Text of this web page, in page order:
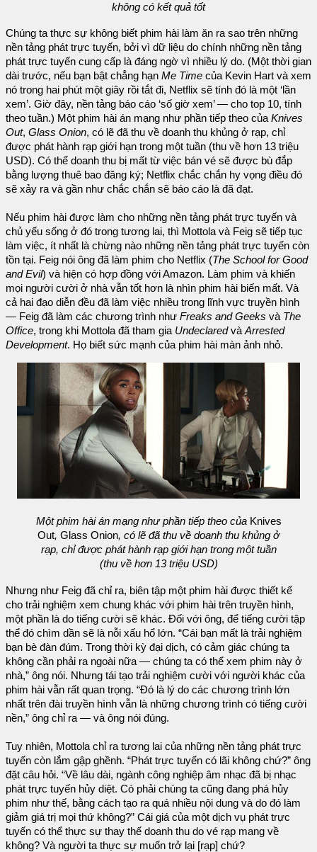
không có kết quả tốt
Chúng ta thực sự không biết phim hài làm ăn ra sao trên những
nền tảng phát trực tuyến, bởi vì dữ liệu do chính những nền tảng
phát trực tuyến cung cấp là đáng ngờ vì nhiều lý do. (Một thời gian
dài trước, nếu bạn bật chẳng hạn Me Time của Kevin Hart và xem
nó trong hai phút một giây rồi tắt đi, Netflix sẽ tính đó là một ‘lần
xem’. Giờ đây, nền tảng báo cáo ‘số giờ xem’ — cho top 10, tính
theo tuần.) Một phim hài án mạng như phần tiếp theo củaKnives
Out, Glass Onion, có lẽ đã thu về doanh thu khủng ở rạp, chỉ
được phát hành rạp giới hạn trong một tuần (thu về hơn 13 triệu
USD). Có thể doanh thu bị mất từ việc bán vé sẽ được bù đắp
bằng lượng thuê bao đăng ký; Netflix chắc chắn hy vọng điều đó
sẽ xảy ra và gần như chắc chắn sẽ báo cáo là đã đạt.
Nếu phim hài được làm cho những nền tảng phát trực tuyến và
chủ yếu sống ở đó trong tương lai, thì Mottola và Feig sẽ tiếp tục
làm việc, ít nhất là chừng nào những nền tảng phát trực tuyến còn
tồn tại. Feig nói ông đã làm phim cho Netflix (The School for Good
and Evil) và hiện có hợp đồng với Amazon. Làm phim và khiến
mọi người cười ở nhà vẫn tốt hơn là nhìn phim hài biến mất. Và
cả hai đạo diễn đều đã làm việc nhiều trong lĩnh vực truyền hình
— Feig đã làm các chương trình như Freaks and Geeks và The
Office, trong khi Mottola đã tham gia UndeclaredvàArrested
Development. Họ biết sức mạnh của phim hài màn ảnh nhỏ.
Một phim hài án mạng như phần tiếp theo của Knives
Out, Glass Onion, có lẽ đã thu về doanh thu khủng ở
rạp, chỉ được phát hành rạp giới hạn trong một tuần
(thu về hơn 13 triệu USD)
Nhưng như Feig đã chỉ ra, biên tập một phim hài được thiết kế
cho trải nghiệm xem chung khác với phim hài trên truyền hình,
một phần là do tiếng cười sẽ khác. Đối với ông, để tiếng cười tập
thể đó chìm dần sẽ là nỗi xấu hổ lớn. “Cái bạn mất là trải nghiệm
bạn bè đàn đúm. Trong thời kỳ đại dịch, có cảm giác chúng ta
không cần phải ra ngoài nữa — chúng ta có thể xem phim này ở
nhà,” ông nói. Nhưng tái tạo trải nghiệm cười với người khác của
phim hài vẫn rất quan trọng. “Đó là lý do các chương trình lớn
nhất trên đài truyền hình vẫn là những chương trình có tiếng cười
nền,” ông chỉ ra — và ông nói đúng.
Tuy nhiên, Mottola chỉ ra tương lai của những nền tảng phát trực
tuyến còn lắm gập ghềnh. “Phát trực tuyến có lãi không chứ?” ông
đặt câu hỏi. “Về lâu dài, ngành công nghiệp âm nhạc đã bị nhạc
phát trực tuyến hủy diệt. Có phải chúng ta cũng đang phá hủy
phim như thế, bằng cách tạo ra quá nhiều nội dung và do đó làm
giảm giá trị mọi thứ không?” Cái giá của một dịch vụ phát trực
tuyến có thể thực sự thay thế doanh thu do vé rạp mang về
không? Và người ta thực sự muốn trở lại [rạp] chứ?